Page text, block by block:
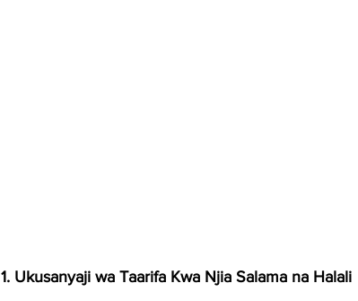
1. Ukusanyaji wa Taarifa Kwa Njia Salama na Halali